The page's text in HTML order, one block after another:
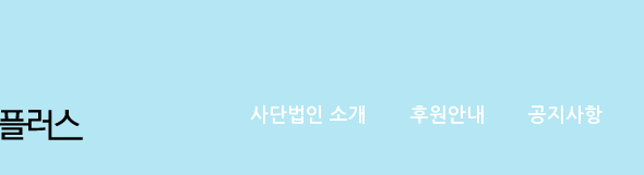
사단법인 소개 후원안내 공지사항